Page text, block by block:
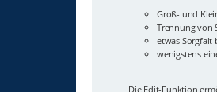
Groß- und
Trennung von
etwas Sorgfalt
wenigstens
Die Edit-Funktion